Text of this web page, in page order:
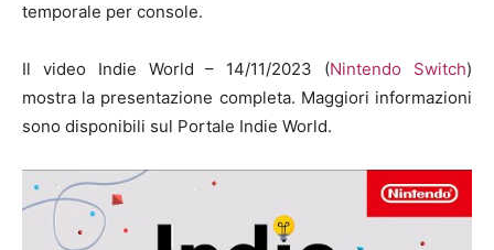
temporale per console.
Il video Indie World – 14/11/2023 (Nintendo Switch)
mostra la presentazione completa. Maggiori informazioni
sono disponibili sul Portale Indie World.